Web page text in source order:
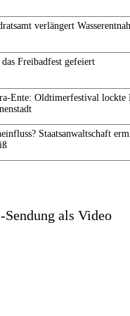
verlängert
das Freibadfest gefeiert
Ente: Oldtimerfestival lockte
Staatsanwaltschaft
als Video